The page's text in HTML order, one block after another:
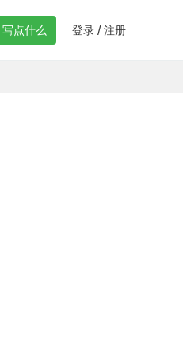
写点什么 登录 / 注册